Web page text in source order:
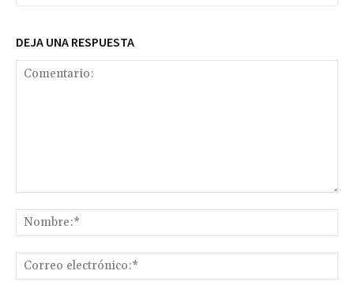
DEJA UNA RESPUESTA